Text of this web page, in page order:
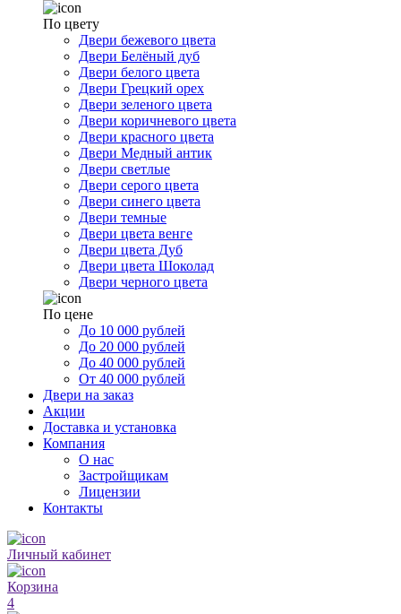
По цвету
Двери бежевого цвета
Двери Белёный дуб
Двери белого цвета
Двери Грецкий орех
Двери зеленого цвета
Двери коричневого цвета
Двери красного цвета
Двери Медный антик
Двери светлые
Двери серого цвета
Двери синего цвета
Двери темные
Двери цвета венге
Двери цвета Дуб
Двери цвета Шоколад
Двери черного цвета
По цене
До 10 000 рублей
До 20 000 рублей
До 40 000 рублей
От 40 000 рублей
Двери на заказ
Акции
Доставка и установка
Компания
О нас
Застройщикам
Лицензии
Контакты
Личный кабинет
Корзина
4